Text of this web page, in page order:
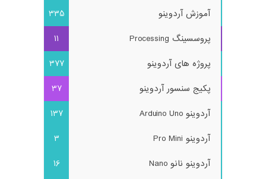
آموزش آردوینو
335
پروسسینگ Processing
11
پروژه های آردوینو
377
پکیج سنسور آردوینو
37
آردوینو Arduino Uno
137
آردوینو Pro Mini
3
آردوینو نانو Nano
16